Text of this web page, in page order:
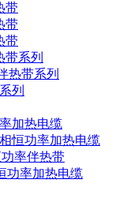
带
带
带
带系列
热带系列
列
加热电缆
恒功率加热电缆
功率伴热带
功率加热电缆